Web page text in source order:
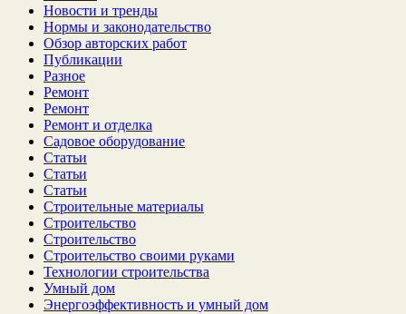
Новости и тренды
Нормы и законодательство
Обзор авторских работ
Публикации
Разное
Ремонт
Ремонт
Ремонт и отделка
Садовое оборудование
Статьи
Статьи
Статьи
Строительные материалы
Строительство
Строительство
Строительство своими руками
Технологии строительства
Умный дом
Энергоэффективность и умный дом